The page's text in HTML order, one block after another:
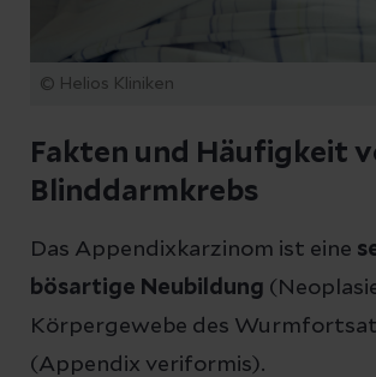
© Helios Kliniken
Fakten und Häufigkeit
Blinddarmkrebs
Das Appendixkarzinom ist eine
bösartige Neubildung
Körpergewebe des
(Appendix veriformis).